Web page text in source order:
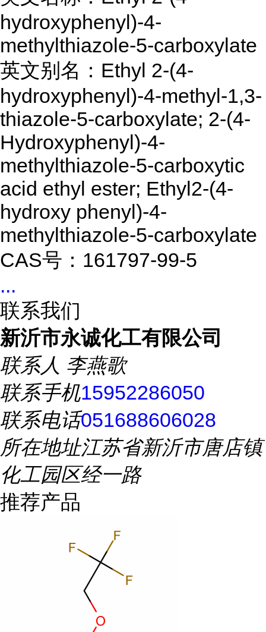
hydroxyphenyl)-4-
methylthiazole-5-carboxylate
英文别名：Ethyl 2-(4-
hydroxyphenyl)-4-methyl-1,3-
thiazole-5-carboxylate; 2-(4-
Hydroxyphenyl)-4-
methylthiazole-5-carboxytic
acid ethyl ester; Ethyl2-(4-
hydroxy phenyl)-4-
methylthiazole-5-carboxylate
CAS号：161797-99-5
...
联系我们
新沂市永诚化工有限公司
联系人 李燕歌
联系手机15952286050
联系电话051688606028
所在地址江苏省新沂市唐店镇
化工园区经一路
推荐产品